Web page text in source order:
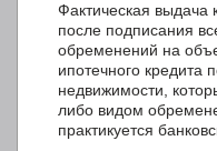
Фактическая выдача
после подписания
обременений на
ипотечного кредита
недвижимости,
либо видом
практикуется